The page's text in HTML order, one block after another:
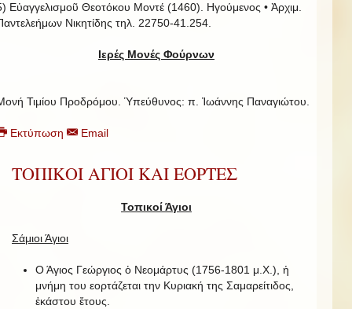
Εὐαγγελισμοῦ Θεοτόκου Μοντέ (1460). Ηγούμενος • Ἀρχιμ.
Νικητίδης τηλ. 22750-41.254.
Ιερές Μονές Φούρνων
Τιμίου Προδρόμου. Ὑπεύθυνος: π. Ἰωάννης Παναγιώτου.
Εκτύπωση Email
ΤΟΠΙΚΟΙ ΑΓΙΟΙ ΚΑΙ ΕΟΡΤΕΣ
Τοπικοί Άγιοι
Σάμιοι Άγιοι
Ο Άγιος Γεώργιος ὁ Νεομάρτυς (1756-1801 μ.Χ.), ἡ
μνήμη του εορτάζεται την Κυριακή της Σαμαρείτιδος,
ἑκάστου ἔτους.